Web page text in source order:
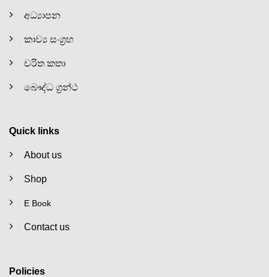
අධ්‍යාපන
කාව්‍ය සංග්‍රහ
චරිත කතා
බෞද්ධ ග්‍රන්ථ
Quick links
About us
Shop
E Book
Contact us
Policies